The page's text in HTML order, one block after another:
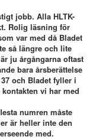
jobb. Alla HLTK-
Rolig läsning för
var med då Bladet
så längre och lite
ju årgångarna oftast
bara årsberättelse
och Bladet fyller i
vi har med
numren måste
är heller inte den
med.